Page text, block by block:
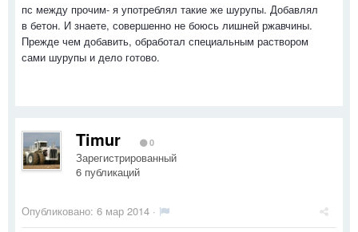
пс между прочим- я употреблял такие же шурупы. Добавлял
в бетон. И знаете, совершенно не боюсь лишней ржавчины.
Прежде чем добавить, обработал специальным раствором
сами шурупы и дело готово.
Timur 0
Зарегистрированный
6 публикаций
Опубликовано: 6 мар 2014 ·